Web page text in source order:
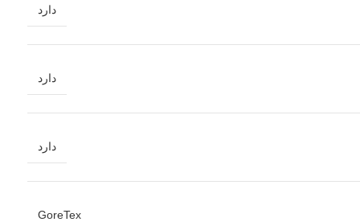
دارد
دارد
دارد
GoreTex